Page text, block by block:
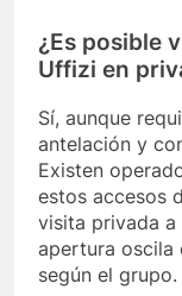
¿Es posible
Uffizi en
Sí, aunque
antelación y
Existen
estos accesos
visita privada a
apertura oscila
según el grupo.